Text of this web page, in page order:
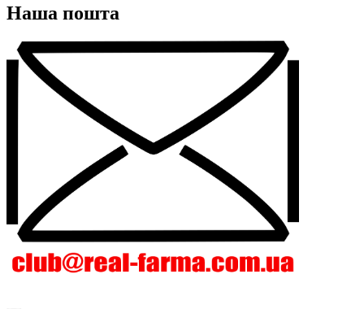
Наша пошта